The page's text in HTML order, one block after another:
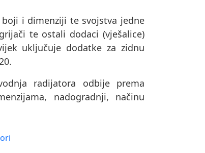
i dimenziji te svojstva jedne
te ostali dodaci (vješalice)
uključuje dodatke za zidnu
radijatora odbije prema
nadogradnji, načinu